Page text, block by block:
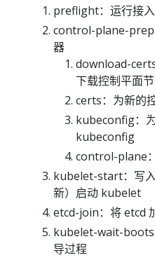
preflight：运行接
control-plane-
器
download-
下载控制平面
certs：为新的
kubeconfig：
kubeconfig
control-plane
kubelet-start：写
新）启动 kubelet
etcd-join：将 etcd
kubelet-wait-
导过程